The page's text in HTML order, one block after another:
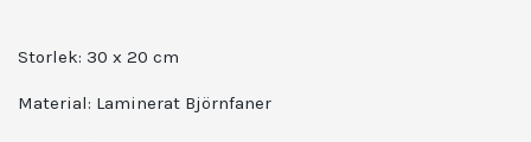
Storlek: 30 x 20 cm
Material: Laminerat Björnfaner